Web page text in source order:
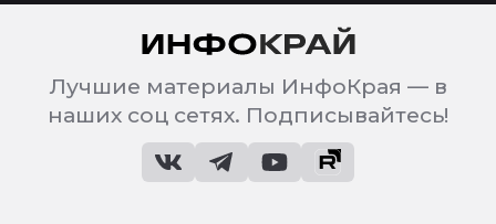
Лучшие материалы ИнфоКрая — в
наших соц сетях. Подписывайтесь!